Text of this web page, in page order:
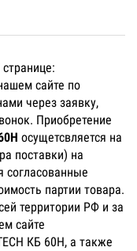
сайте по
через заявку,
Приобретение
осущетсвляется на
поставки) на
согласованные
партии товара.
территории РФ и за
сайте
КБ 60Н, а также